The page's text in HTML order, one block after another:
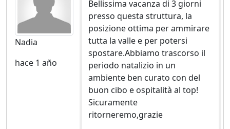
Nadia
hace 1 año
Bellissima vacanza di 3 giorni
presso questa struttura, la
posizione ottima per ammirare
tutta la valle e per potersi
spostare.Abbiamo trascorso il
periodo natalizio in un
ambiente ben curato con del
buon cibo e ospitalità al top!
Sicuramente
ritorneremo,grazie